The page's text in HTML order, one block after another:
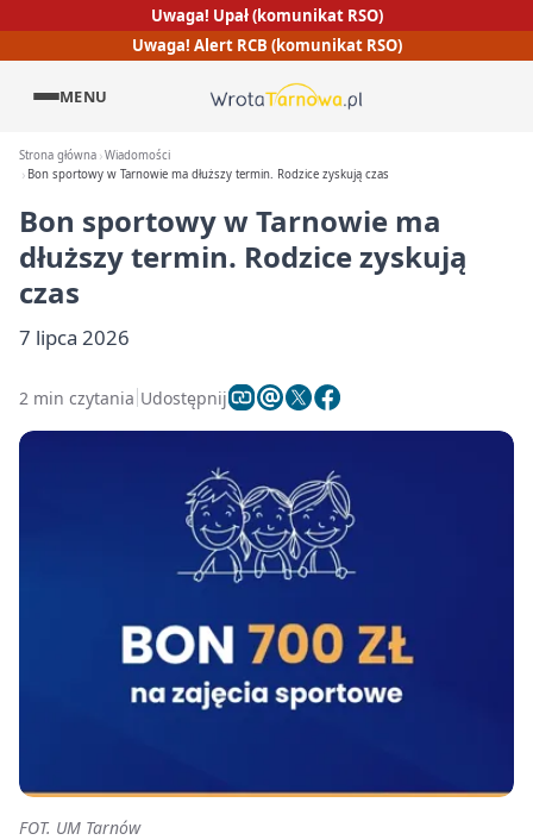
Uwaga! Upał (komunikat RSO)
Uwaga! Alert RCB (komunikat RSO)
MENU
Strona główna Wiadomości
Bon sportowy w Tarnowie ma dłuższy termin. Rodzice zyskują czas
Bon sportowy w Tarnowie ma
dłuższy termin. Rodzice zyskują
czas
7 lipca 2026
2 min czytania Udostępnij
FOT. UM Tarnów